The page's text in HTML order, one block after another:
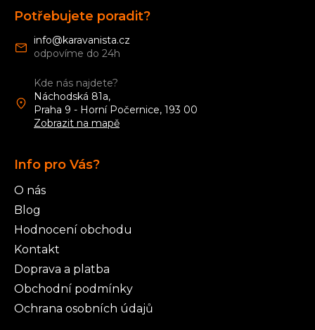
Potřebujete poradit?
info@karavanista.cz
Kde nás najdete?
Náchodská 81a,
Praha 9 - Horní Počernice, 193 00
Zobrazit na mapě
Info pro Vás?
O nás
Blog
Hodnocení obchodu
Kontakt
Doprava a platba
Obchodní podmínky
Ochrana osobních údajů